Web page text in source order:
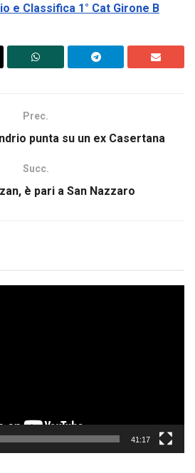
e Classifica 1° Cat Girone B
Prec.
punta su un ex Casertana
Succ.
è pari a San Nazzaro
41:17